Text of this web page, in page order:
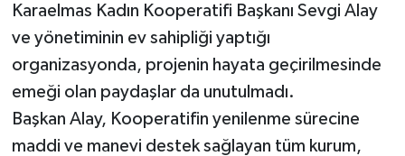
Karaelmas Kadın Kooperatifi Başkanı Sevgi Alay
ve yönetiminin ev sahipliği yaptığı
organizasyonda, projenin hayata geçirilmesinde
emeği olan paydaşlar da unutulmadı.
Başkan Alay, Kooperatifin yenilenme sürecine
maddi ve manevi destek sağlayan tüm kurum,